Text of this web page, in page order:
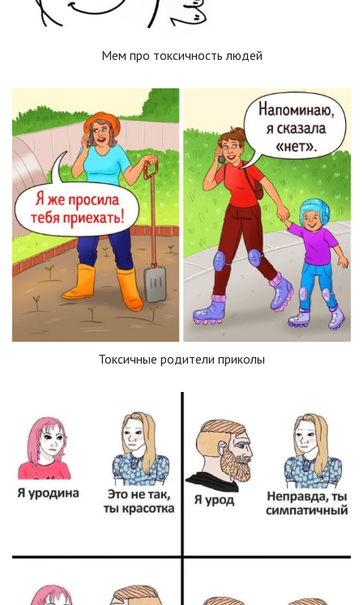
Мем про токсичность людей
Токсичные родители приколы